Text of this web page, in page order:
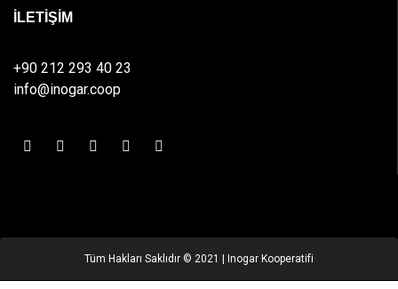
İLETİŞİM
+90 212 293 40 23
info@inogar.coop
Tüm Hakları Saklıdır © 2021 | Inogar Kooperatifi